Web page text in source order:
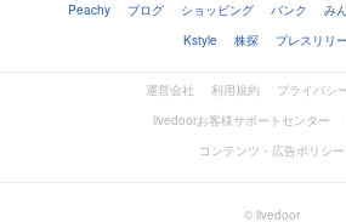
Peachy ブログ ショッピング バンク み
Kstyle
株探 プレスリリ
運営会社 利用規約
プライバシ
livedoorお客様サポートセンター
コンテンツ・広告ポリシー
© livedoor